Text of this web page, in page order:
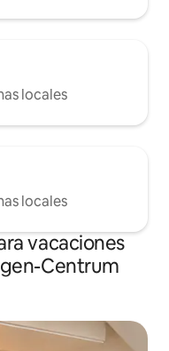
locales
locales
vacaciones
Centrum